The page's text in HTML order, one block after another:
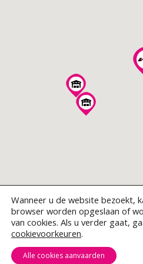
© 2026 VIO bv sitemap links
privacy beleid
Vio BV • Krijgsbaan 241 • 2070
info@vio.be
Wanneer u de website bezoekt,
browser worden opgeslaan of
van cookies. Als u verder gaat,
cookievoorkeuren.
Alle cookies aanvaarden